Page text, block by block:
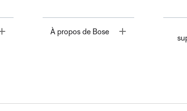
À propos de Bose Toggle